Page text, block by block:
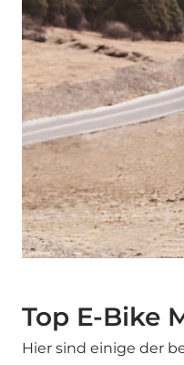
Top E-Bike
Hier sind einige der